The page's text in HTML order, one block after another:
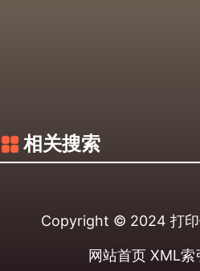
相关搜索
Copyright © 2024 打
网站首页 XML索